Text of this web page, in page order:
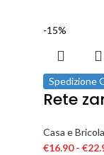
-15%
Spedizione
Rete
Casa e
€16.90 - €